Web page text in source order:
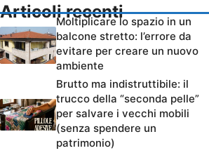
Articoli recenti
Moltiplicare lo spazio in un
balcone stretto: l’errore da
evitare per creare un nuovo
ambiente
Brutto ma indistruttibile: il
trucco della “seconda pelle”
per salvare i vecchi mobili
(senza spendere un
patrimonio)